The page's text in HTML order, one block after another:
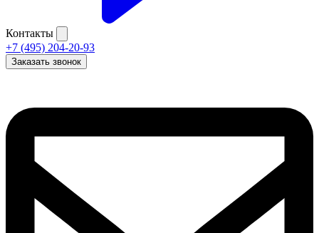
Контакты
+7 (495) 204-20-93
Заказать звонок